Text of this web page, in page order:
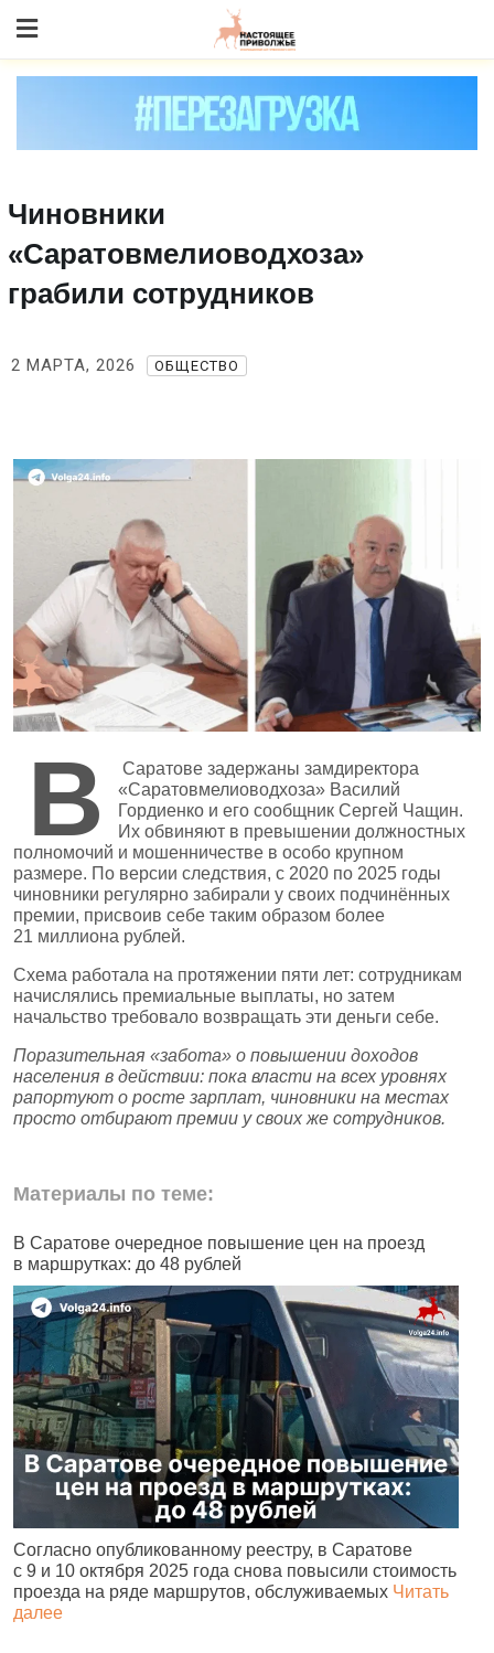
to content
Чиновники
«Саратовмелиоводхоза»
грабили сотрудников
2 МАРТА, 2026 ОБЩЕСТВО
В
Саратове задержаны замдиректора
«Саратовмелиоводхоза» Василий
Гордиенко и его сообщник Сергей Чащин.
Их обвиняют в превышении должностных
полномочий и мошенничестве в особо крупном
размере. По версии следствия, с 2020 по 2025 годы
чиновники регулярно забирали у своих подчинённых
премии, присвоив себе таким образом более
21 миллиона рублей.
Схема работала на протяжении пяти лет: сотрудникам
начислялись премиальные выплаты, но затем
начальство требовало возвращать эти деньги себе.
Поразительная «забота» о повышении доходов
населения в действии: пока власти на всех уровнях
рапортуют о росте зарплат, чиновники на местах
просто отбирают премии у своих же сотрудников.
Материалы по теме:
В Саратове очередное повышение цен на проезд
в маршрутках: до 48 рублей
Согласно опубликованному реестру, в Саратове
с 9 и 10 октября 2025 года снова повысили стоимость
проезда на ряде маршрутов, обслуживаемых Читать
далее